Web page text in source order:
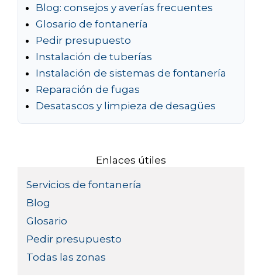
Blog: consejos y averías frecuentes
Glosario de fontanería
Pedir presupuesto
Instalación de tuberías
Instalación de sistemas de fontanería
Reparación de fugas
Desatascos y limpieza de desagües
Enlaces útiles
Servicios de fontanería
Blog
Glosario
Pedir presupuesto
Todas las zonas